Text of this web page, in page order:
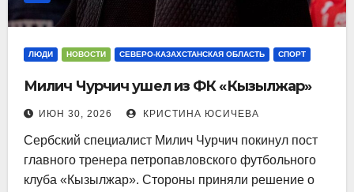
ЛЮДИ НОВОСТИ СЕВЕРО-КАЗАХСТАНСКАЯ ОБЛАСТЬ СПОРТ
Милич Чурчич ушел из ФК «Кызылжар»
ИЮН 30, 2026 КРИСТИНА ЮСИЧЕВА
Сербский специалист Милич Чурчич покинул пост
главного тренера петропавловского футбольного
клуба «Кызылжар». Стороны приняли решение о